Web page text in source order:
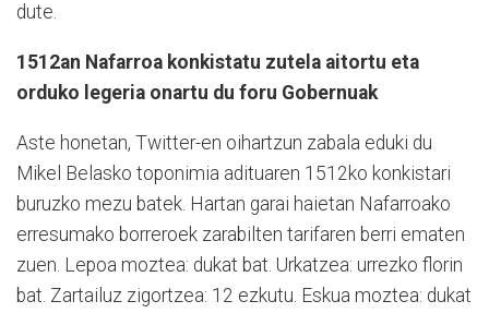
dute.
1512an Nafarroa konkistatu zutela aitortu eta
orduko legeria onartu du foru Gobernuak
Aste honetan, Twitter-en oihartzun zabala eduki du
Mikel Belasko toponimia adituaren 1512ko konkistari
buruzko mezu batek. Hartan garai haietan Nafarroako
erresumako borreroek zarabilten tarifaren berri ematen
zuen. Lepoa moztea: dukat bat. Urkatzea: urrezko florin
bat. Zartailuz zigortzea: 12 ezkutu. Eskua moztea: dukat